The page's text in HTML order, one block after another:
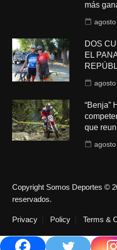
más
DOS
EL
“Benja”
que
Copyright Somos Deportes ©
reservados.
Privacy Policy Terms &